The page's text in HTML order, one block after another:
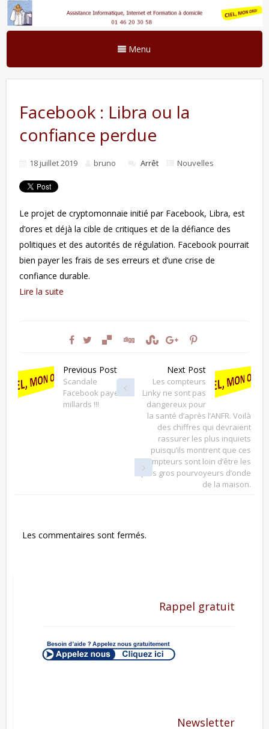
Menu
Facebook : Libra ou la
confiance perdue
18 juillet 2019 bruno Arrêt Nouvelles
Le projet de cryptomonnaie initié par Facebook, Libra, est
d’ores et déjà la cible de critiques et de la défiance des
politiques et des autorités de régulation. Facebook pourrait
bien payer les frais de ses erreurs et d’une crise de
confiance durable.
Lire la suite
Previous Post
Scandale
Facebook paye 5
millards !!!
Next Post
Les compteurs
Linky ne sont pas
dangereux pour
la santé d’après l’ANFR. Voilà
des chiffres qui devraient
rassurer les plus inquiets
puisqu’ils montrent que ces
compteurs sont loin d’être les
plus gros pourvoyeurs d’onde
de la maison.
Les commentaires sont fermés.
Rappel gratuit
Newsletter